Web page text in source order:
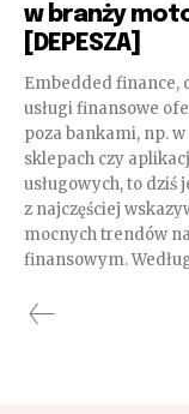
w branży
[DEPESZA]
Embedded finance,
usługi finansowe
poza bankami, np. w
sklepach czy
usługowych, to dziś
z najczęściej
mocnych trendów
finansowym.